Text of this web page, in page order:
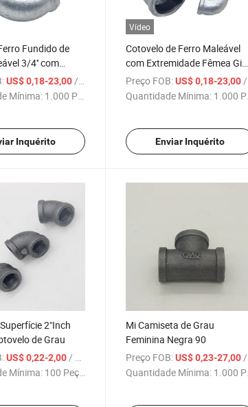
Fundido de
3/4'' com
Galvanizado para
Encanamento
US$ 0,18-23,00 / Peça
Mínima: 1.000 Peças
Inquérito
Vídeo
Cotovelo de Ferro Maleável
com Extremidade Fêmea Gi
NPT BS Banded Preto 1/2'' 1-
1/4'' 90 Cotovelo de Grau para
Preço FOB: US$ 0,18-23,00 / Peça
Quantidade Mínima: 1.000 Peças
Enviar Inquérito
2"Inch
de Grau
US$ 0,22-2,00 / Peça
Mínima: 100 Peças
Mi Camiseta de Grau
Feminina Negra 90
Preço FOB: US$ 0,23-27,00 / Peça
Quantidade Mínima: 1.000 Peças